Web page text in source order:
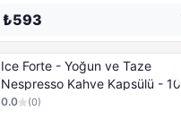
₺593
Ice Forte - Yoğun ve Taze
Nespresso Kahve Kapsülü - 10
Kapsül
0.0 (0)